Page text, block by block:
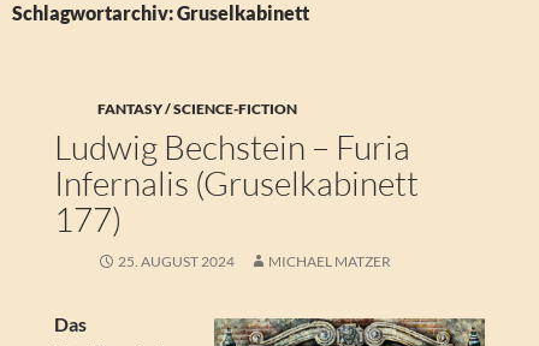
Schlagwortarchiv: Gruselkabinett
FANTASY / SCIENCE-FICTION
Ludwig Bechstein – Furia
Infernalis (Gruselkabinett
177)
25. AUGUST 2024 MICHAEL MATZER
Das